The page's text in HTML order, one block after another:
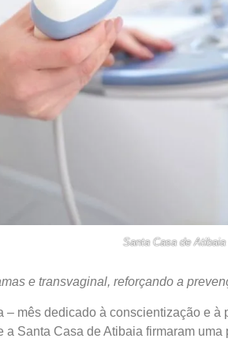
Santa Casa de Atibaia
e transvaginal, reforçando a
– mês dedicado à conscientização e
Santa Casa de Atibaia firmaram